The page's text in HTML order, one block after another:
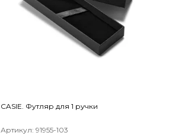
CASIE. Футляр для 1 ручки
Артикул: 91955-103